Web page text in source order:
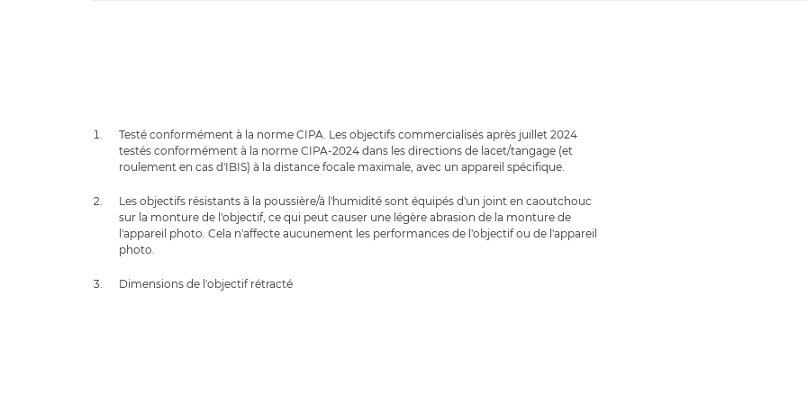
Testé conformément à la norme CIPA. Les objectifs commercialisés après juillet 2024
testés conformément à la norme CIPA-2024 dans les directions de lacet/tangage (et
roulement en cas d'IBIS) à la distance focale maximale, avec un appareil spécifique.
Les objectifs résistants à la poussière/à l'humidité sont équipés d'un joint en caoutchouc
sur la monture de l'objectif, ce qui peut causer une légère abrasion de la monture de
l'appareil photo. Cela n'affecte aucunement les performances de l'objectif ou de l'appareil
photo.
Dimensions de l'objectif rétracté